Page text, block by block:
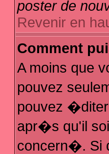
poster de
Revenir en
Comment
A moins que
pouvez
pouvez
apr�s qu'il
concern�. Si